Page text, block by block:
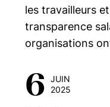
les travailleurs
transparence
organisations
6 JUIN
2025